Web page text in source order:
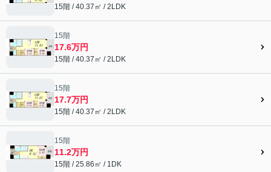
15階 / 40.37㎡ / 2LDK
15階
17.6万円
15階 / 40.37㎡ / 2LDK
15階
17.7万円
15階 / 40.37㎡ / 2LDK
15階
11.2万円
15階 / 25.86㎡ / 1DK